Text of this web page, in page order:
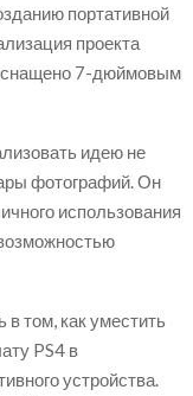
портативной
проекта
7-дюймовым
идею не
фотографий. Он
использования
том, как уместить
PS4 в
устройства.